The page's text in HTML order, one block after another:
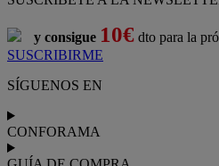
y consigue 10€ dto para la
SUSCRIBIRME
SÍGUENOS EN
CONFORAMA